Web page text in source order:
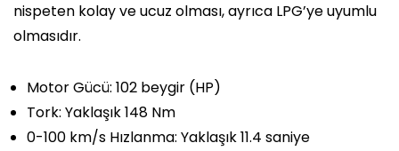
nispeten kolay ve ucuz olması, ayrıca LPG’ye uyumlu
olmasıdır.
Motor Gücü: 102 beygir (HP)
Tork: Yaklaşık 148 Nm
0-100 km/s Hızlanma: Yaklaşık 11.4 saniye